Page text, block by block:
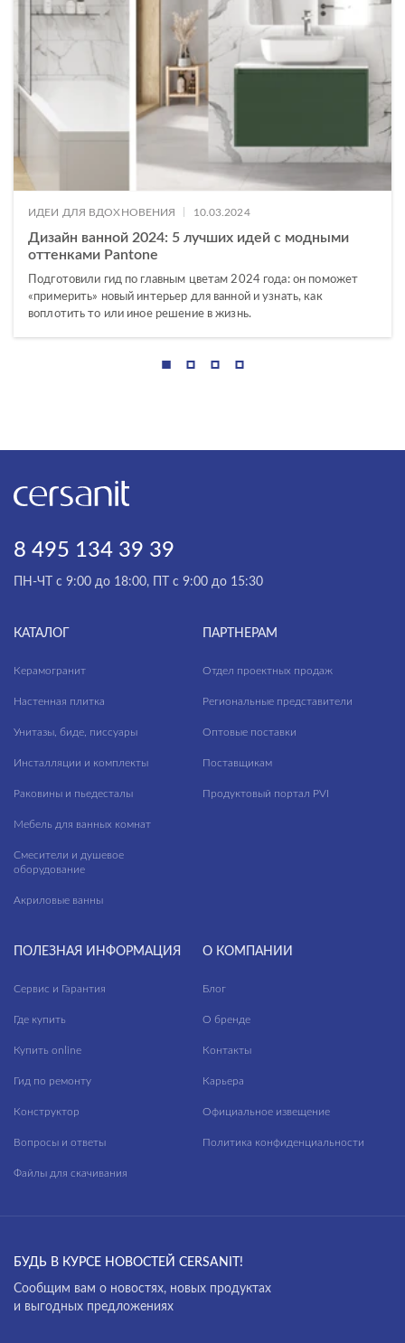
ИДЕИ ДЛЯ ВДОХНОВЕНИЯ 10.03.2024
Дизайн ванной 2024: 5 лучших идей с модными
оттенками Pantone
Подготовили гид по главным цветам 2024 года: он поможет
«примерить» новый интерьер для ванной и узнать, как
воплотить то или иное решение в жизнь.
8 495 134 39 39
ПН-ЧТ с 9:00 до 18:00, ПТ с 9:00 до 15:30
КАТАЛОГ
Керамогранит
Настенная плитка
Унитазы, биде, писсуары
Инсталляции и комплекты
Раковины и пьедесталы
Мебель для ванных комнат
Смесители и душевое
оборудование
Акриловые ванны
ПАРТНЕРАМ
Отдел проектных продаж
Региональные представители
Оптовые поставки
Поставщикам
Продуктовый портал PVI
ПОЛЕЗНАЯ ИНФОРМАЦИЯ
Сервис и Гарантия
Где купить
Купить online
Гид по ремонту
Конструктор
Вопросы и ответы
Файлы для скачивания
О КОМПАНИИ
Блог
О бренде
Контакты
Карьера
Официальное извещение
Политика конфиденциальности
БУДЬ В КУРСЕ НОВОСТЕЙ CERSANIT!
Cообщим вам о новостях, новых продуктах
и выгодных предложениях